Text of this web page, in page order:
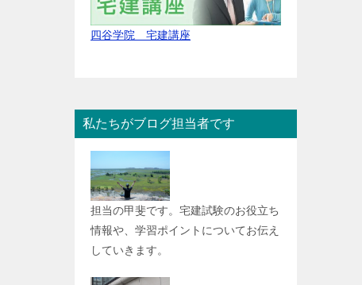
四谷学院 宅建講座
私たちがブログ担当者です
担当の甲斐です。宅建試験のお役立ち
情報や、学習ポイントについてお伝え
していきます。